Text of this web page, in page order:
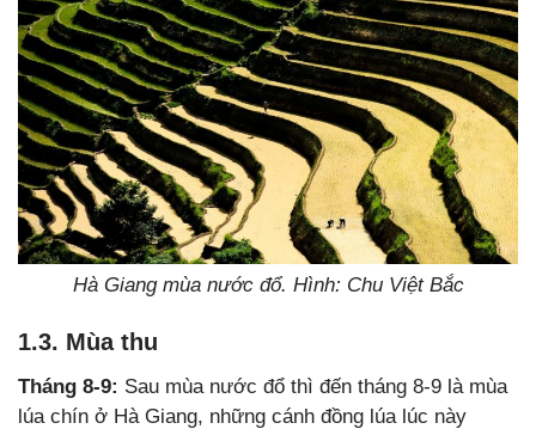
Hà Giang mùa nước đổ. Hình: Chu Việt Bắc
1.3. Mùa thu
Tháng 8-9: Sau mùa nước đổ thì đến tháng 8-9 là mùa
lúa chín ở Hà Giang, những cánh đồng lúa lúc này